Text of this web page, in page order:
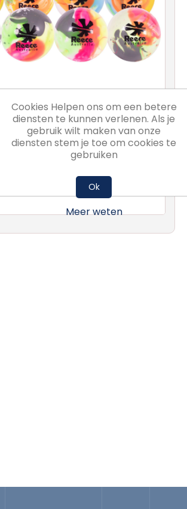
Ball
Cookies Helpen ons om een betere
diensten te kunnen verlenen. Als je
gebruik wilt maken van onze
diensten stem je toe om cookies te
gebruiken
Ok
Meer weten